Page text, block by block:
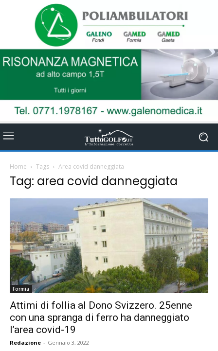
Home Tags Area covid danneggiata
Tag: area covid danneggiata
Formia
Attimi di follia al Dono Svizzero. 25enne
con una spranga di ferro ha danneggiato
l’area covid-19
Redazione - Gennaio 3, 2022